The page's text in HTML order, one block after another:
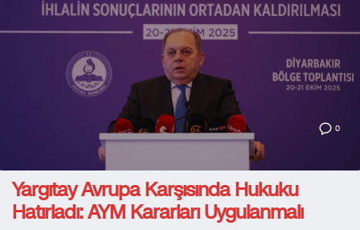
0
Yargıtay Avrupa Karşısında Hukuku
Hatırladı: AYM Kararları Uygulanmalı